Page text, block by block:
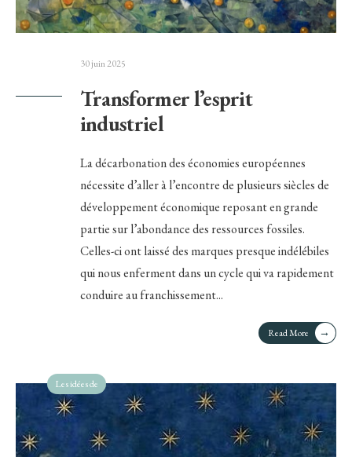
30 juin 2025
Transformer l’esprit
industriel
La décarbonation des économies européennes
nécessite d’aller à l’encontre de plusieurs siècles de
développement économique reposant en grande
partie sur l’abondance des ressources fossiles.
Celles-ci ont laissé des marques presque indélébiles
qui nous enferment dans un cycle qui va rapidement
conduire au franchissement...
Read More →
Les idées de